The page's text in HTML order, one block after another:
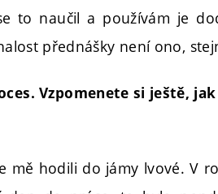
to naučil a používám je
přednášky není ono,
Vzpomenete si ještě,
mě hodili do jámy lvové. V